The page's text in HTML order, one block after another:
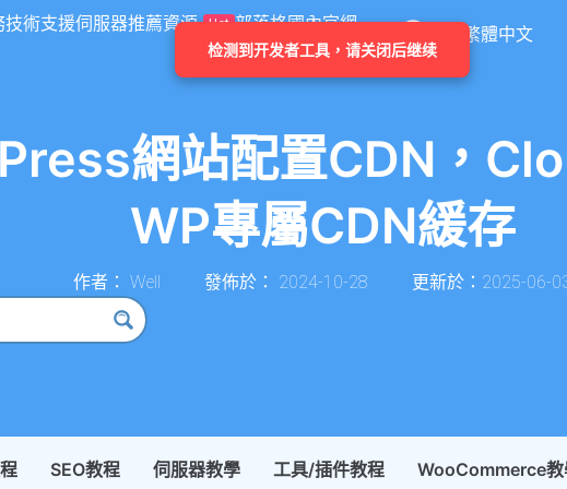
技術支援伺服器推薦資源 Hot 部落格國內官網 繁體中文
網站配置CDN，
WP專屬CDN緩存
作者： Well 發佈於： 2024-10-28 更新於：2025-06-
SEO教程 伺服器教學 工具/插件教程 WooCommerce教